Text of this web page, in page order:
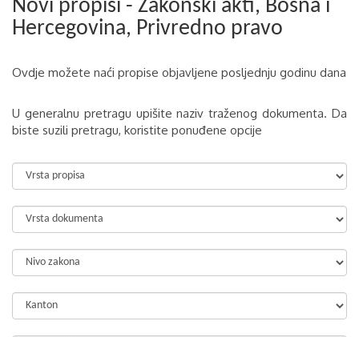
Novi propisi - Zakonski akti, Bosna i
Hercegovina, Privredno pravo
Ovdje možete naći propise objavljene posljednju godinu dana
U generalnu pretragu upišite naziv traženog dokumenta. Da
biste suzili pretragu, koristite ponuđene opcije